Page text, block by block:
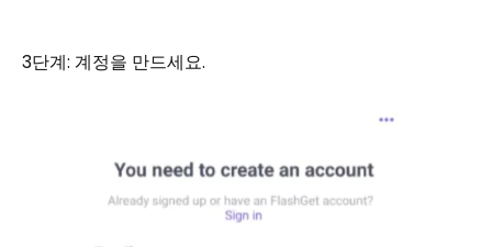
3단계: 계정을 만드세요.